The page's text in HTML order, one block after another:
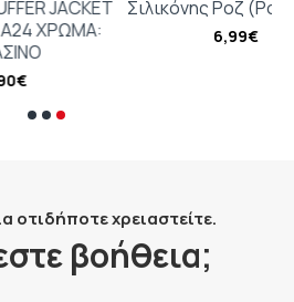
Σιλικόνης Ροζ (Poco C65)
οτιδήποτε χρειαστείτε.
βοήθεια;